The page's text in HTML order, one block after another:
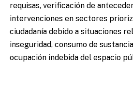
requisas, verificación de
intervenciones en sectores
ciudadanía debido a situaciones
inseguridad, consumo de
ocupación indebida del espacio